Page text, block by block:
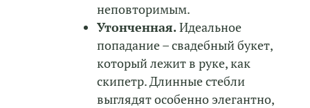
неповторимым.
Утонченная.Идеальное
попадание – свадебный букет,
который лежит в руке, как
скипетр. Длинные стебли
выглядят особенно элегантно,